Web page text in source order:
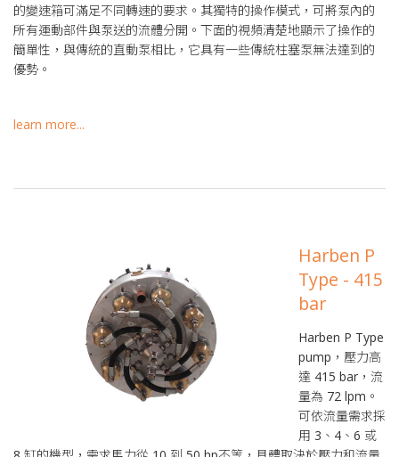
的變速箱可滿足不同轉速的要求。其獨特的操作模式，可將泵內的
所有運動部件與泵送的流體分開。下面的視頻清楚地顯示了操作的
簡單性，與傳統的直動泵相比，它具有一些傳統柱塞泵無法達到的
優勢。
learn more...
Harben P
Type - 415
bar
Harben P Type
pump，壓力高
達 415 bar，流
量為 72 lpm。
可依流量需求採
用 3、4、6 或